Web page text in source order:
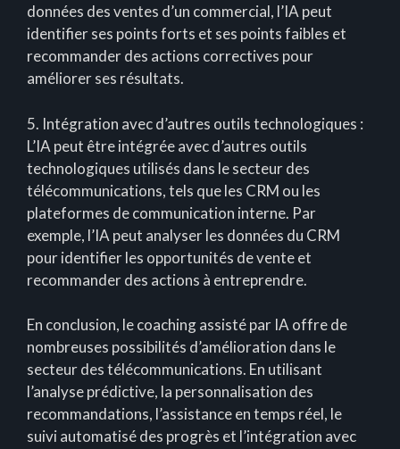
données des ventes d’un commercial, l’IA peut
identifier ses points forts et ses points faibles et
recommander des actions correctives pour
améliorer ses résultats.
5. Intégration avec d’autres outils technologiques :
L’IA peut être intégrée avec d’autres outils
technologiques utilisés dans le secteur des
télécommunications, tels que les CRM ou les
plateformes de communication interne. Par
exemple, l’IA peut analyser les données du CRM
pour identifier les opportunités de vente et
recommander des actions à entreprendre.
En conclusion, le coaching assisté par IA offre de
nombreuses possibilités d’amélioration dans le
secteur des télécommunications. En utilisant
l’analyse prédictive, la personnalisation des
recommandations, l’assistance en temps réel, le
suivi automatisé des progrès et l’intégration avec